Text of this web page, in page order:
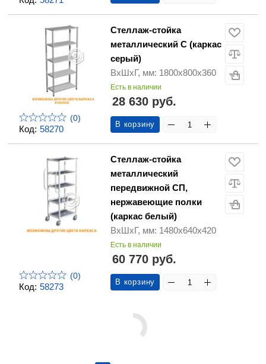
Код: 58270
(0)
Стеллаж-стойка
металлический С (каркас
серый)
ВхШхГ, мм: 1800х800х360
Есть в наличии
28 630 руб.
В корзину
Код: 58273
(0)
Стеллаж-стойка
металлический
передвижной СП,
нержавеющие полки
(каркас белый)
ВхШхГ, мм: 1480х640х420
Есть в наличии
60 770 руб.
В корзину